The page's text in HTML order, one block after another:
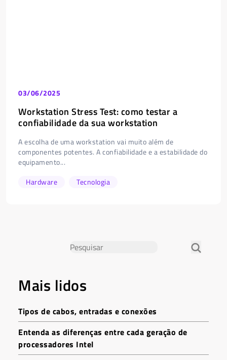
03/06/2025
Workstation Stress Test: como testar a
confiabilidade da sua workstation
A escolha de uma workstation vai muito além de
componentes potentes. A confiabilidade e a estabilidade do
equipamento...
Hardware
Tecnologia
Mais lidos
Tipos de cabos, entradas e conexões
Entenda as diferenças entre cada geração de
processadores Intel